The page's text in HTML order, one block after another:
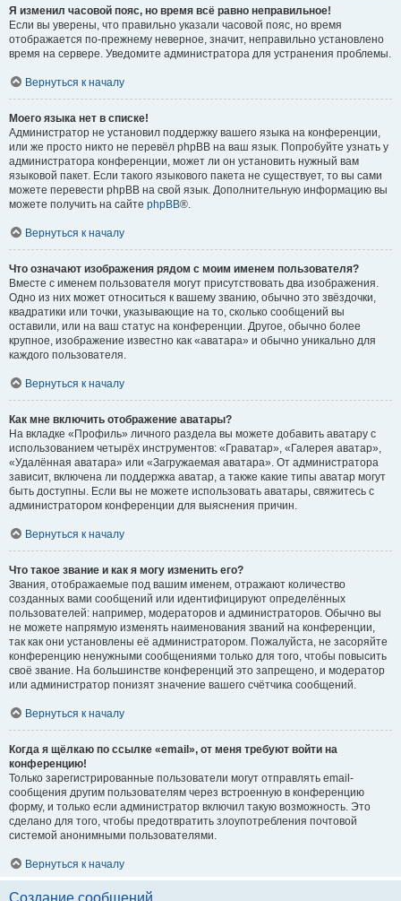
Я изменил часовой пояс, но время всё равно неправильное!
Если вы уверены, что правильно указали часовой пояс, но время
отображается по-прежнему неверное, значит, неправильно установлено
время на сервере. Уведомите администратора для устранения проблемы.
Вернуться к началу
Моего языка нет в списке!
Администратор не установил поддержку вашего языка на конференции,
или же просто никто не перевёл phpBB на ваш язык. Попробуйте узнать у
администратора конференции, может ли он установить нужный вам
языковой пакет. Если такого языкового пакета не существует, то вы сами
можете перевести phpBB на свой язык. Дополнительную информацию вы
можете получить на сайте phpBB®.
Вернуться к началу
Что означают изображения рядом с моим именем пользователя?
Вместе с именем пользователя могут присутствовать два изображения.
Одно из них может относиться к вашему званию, обычно это звёздочки,
квадратики или точки, указывающие на то, сколько сообщений вы
оставили, или на ваш статус на конференции. Другое, обычно более
крупное, изображение известно как «аватара» и обычно уникально для
каждого пользователя.
Вернуться к началу
Как мне включить отображение аватары?
На вкладке «Профиль» личного раздела вы можете добавить аватару с
использованием четырёх инструментов: «Граватар», «Галерея аватар»,
«Удалённая аватара» или «Загружаемая аватара». От администратора
зависит, включена ли поддержка аватар, а также какие типы аватар могут
быть доступны. Если вы не можете использовать аватары, свяжитесь с
администратором конференции для выяснения причин.
Вернуться к началу
Что такое звание и как я могу изменить его?
Звания, отображаемые под вашим именем, отражают количество
созданных вами сообщений или идентифицируют определённых
пользователей: например, модераторов и администраторов. Обычно вы
не можете напрямую изменять наименования званий на конференции,
так как они установлены её администратором. Пожалуйста, не засоряйте
конференцию ненужными сообщениями только для того, чтобы повысить
своё звание. На большинстве конференций это запрещено, и модератор
или администратор понизят значение вашего счётчика сообщений.
Вернуться к началу
Когда я щёлкаю по ссылке «email», от меня требуют войти на
конференцию!
Только зарегистрированные пользователи могут отправлять email-
сообщения другим пользователям через встроенную в конференцию
форму, и только если администратор включил такую возможность. Это
сделано для того, чтобы предотвратить злоупотребления почтовой
системой анонимными пользователями.
Вернуться к началу
Создание сообщений